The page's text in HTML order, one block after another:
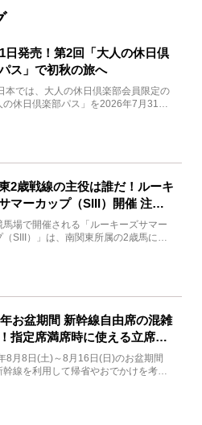
日発売！第2回「大人の休日倶
ス」で初秋の旅へ
本では、大人の休日倶楽部会員限定の
の休日倶楽部パス」を2026年7月31日
2歳戦線の主役は誰だ！ルーキ
マーカップ（SIII）開催 注目
どころをチェック
馬場で開催される「ルーキーズサマー
（SIII）」は、南関東所属の2歳馬によ
お盆期間 新幹線自由席の混雑
指定席満席時に使える立席特
解説
8月8日(土)～8月16日(日)のお盆期間
幹線を利用して帰省やおでかけを考え